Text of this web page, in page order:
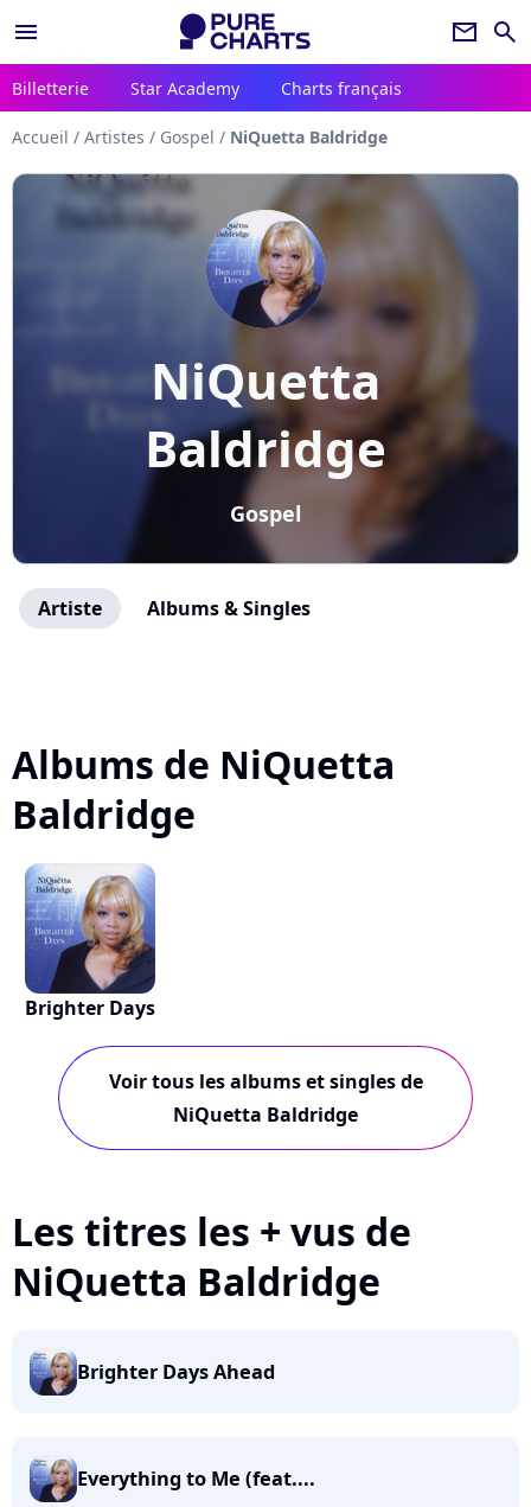
menu newsletter search
Billetterie Star Academy Charts français
Accueil / Artistes / Gospel / NiQuetta Baldridge
NiQuetta
Baldridge
Gospel
Artiste Albums & Singles
Albums de NiQuetta
Baldridge
Brighter Days
Voir tous les albums et singles de
NiQuetta Baldridge
Les titres les + vus de
NiQuetta Baldridge
Brighter Days Ahead
Everything to Me (feat....